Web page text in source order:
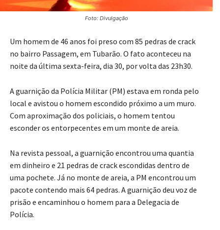
Foto: Divulgação
Um homem de 46 anos foi preso com 85 pedras de crack
no bairro Passagem, em Tubarão. O fato aconteceu na
noite da última sexta-feira, dia 30, por volta das 23h30.
A guarnição da Polícia Militar (PM) estava em ronda pelo
local e avistou o homem escondido próximo a um muro.
Com aproximação dos policiais, o homem tentou
esconder os entorpecentes em um monte de areia.
Na revista pessoal, a guarnição encontrou uma quantia
em dinheiro e 21 pedras de crack escondidas dentro de
uma pochete. Já no monte de areia, a PM encontrou um
pacote contendo mais 64 pedras. A guarnição deu voz de
prisão e encaminhou o homem para a Delegacia de
Polícia.